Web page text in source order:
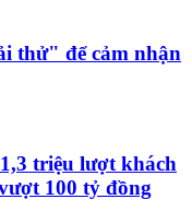
thử" để cảm nhận
triệu lượt khách
100 tỷ đồng